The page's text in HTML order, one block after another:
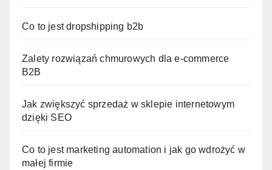
Co to jest dropshipping b2b
Zalety rozwiązań chmurowych dla e-commerce
B2B
Jak zwiększyć sprzedaż w sklepie internetowym
dzięki SEO
Co to jest marketing automation i jak go wdrożyć w
małej firmie